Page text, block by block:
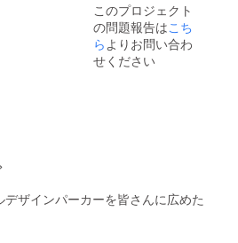
100〜
150.S.M
.L.XL.X
XL
このプロジェクト
の問題報告はこち
らよりお問い合わ
せください
ザインパーカーを皆さんに広めた